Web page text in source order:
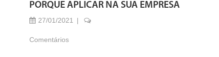
PORQUE APLICAR NA SUA EMPRESA
27/01/2021
Comentários